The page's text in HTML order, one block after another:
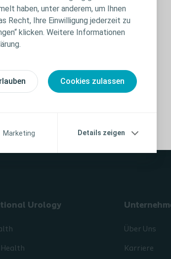
haben, unter anderem, um Ihnen
Recht, Ihre Einwilligung jederzeit zu
klicken. Weitere Informationen
Cookies zulassen
Marketing Details zeigen
für die individuelle
Detaillierte
einschließlich
Urology
Health
Über Uns
Karriere